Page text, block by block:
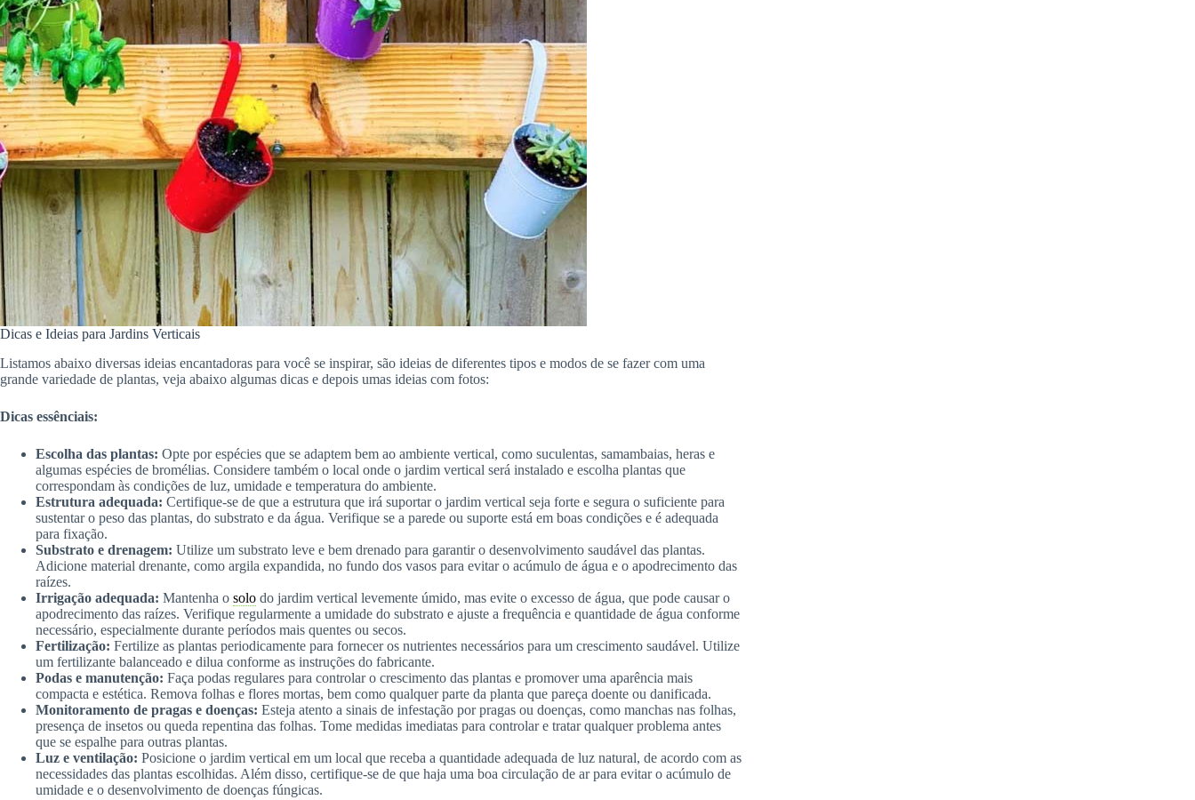
Dicas e Ideias para Jardins Verticais
Listamos abaixo diversas ideias encantadoras para você se inspirar, são ideias de diferentes tipos e modos de se fazer com uma
grande variedade de plantas, veja abaixo algumas dicas e depois umas ideias com fotos:
Dicas essênciais:
Escolha das plantas: Opte por espécies que se adaptem bem ao ambiente vertical, como suculentas, samambaias, heras e
algumas espécies de bromélias. Considere também o local onde o jardim vertical será instalado e escolha plantas que
correspondam às condições de luz, umidade e temperatura do ambiente.
Estrutura adequada: Certifique-se de que a estrutura que irá suportar o jardim vertical seja forte e segura o suficiente para
sustentar o peso das plantas, do substrato e da água. Verifique se a parede ou suporte está em boas condições e é adequada
para fixação.
Substrato e drenagem: Utilize um substrato leve e bem drenado para garantir o desenvolvimento saudável das plantas.
Adicione material drenante, como argila expandida, no fundo dos vasos para evitar o acúmulo de água e o apodrecimento das
raízes.
Irrigação adequada: Mantenha o solo do jardim vertical levemente úmido, mas evite o excesso de água, que pode causar o
apodrecimento das raízes. Verifique regularmente a umidade do substrato e ajuste a frequência e quantidade de água conforme
necessário, especialmente durante períodos mais quentes ou secos.
Fertilização: Fertilize as plantas periodicamente para fornecer os nutrientes necessários para um crescimento saudável. Utilize
um fertilizante balanceado e dilua conforme as instruções do fabricante.
Podas e manutenção: Faça podas regulares para controlar o crescimento das plantas e promover uma aparência mais
compacta e estética. Remova folhas e flores mortas, bem como qualquer parte da planta que pareça doente ou danificada.
Monitoramento de pragas e doenças: Esteja atento a sinais de infestação por pragas ou doenças, como manchas nas folhas,
presença de insetos ou queda repentina das folhas. Tome medidas imediatas para controlar e tratar qualquer problema antes
que se espalhe para outras plantas.
Luz e ventilação: Posicione o jardim vertical em um local que receba a quantidade adequada de luz natural, de acordo com as
necessidades das plantas escolhidas. Além disso, certifique-se de que haja uma boa circulação de ar para evitar o acúmulo de
umidade e o desenvolvimento de doenças fúngicas.